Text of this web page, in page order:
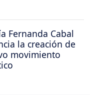
Fernanda Cabal
la creación de
movimiento